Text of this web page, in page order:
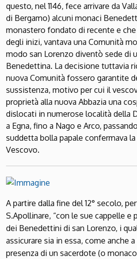
questo, nel 1146, fece arrivare da
di Bergamo) alcuni monaci
monastero fondato di recente e
degli inizi, vantava una Comunità
modo san Lorenzo diventò sede di
Benedettina. La decisione tuttavia
nuova Comunità fossero garantite
sussistenza, motivo per cui il
proprietà alla nuova Abbazia una
dislocati in numerose località della
a Egna, fino a Nago e Arco,
suddetta bolla papale confermava
Vescovo.
A partire dalla fine del 12° secolo,
S.Apollinare, “con le sue cappelle e
dei Benedettini di san Lorenzo, i
assicurare sia in essa, come anche
presenza di un sacerdote (o